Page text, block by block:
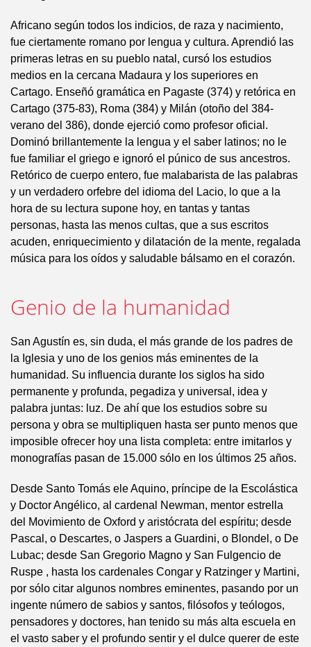
Africano según todos los indicios, de raza y nacimiento,
fue ciertamente romano por lengua y cultura. Aprendió las
primeras letras en su pueblo natal, cursó los estudios
medios en la cercana Madaura y los superiores en
Cartago. Enseñó gramática en Pagaste (374) y retórica en
Cartago (375-83), Roma (384) y Milán (otoño del 384-
verano del 386), donde ejerció como profesor oficial.
Dominó brillantemente la lengua y el saber latinos; no le
fue familiar el griego e ignoró el púnico de sus ancestros.
Retórico de cuerpo entero, fue malabarista de las palabras
y un verdadero orfebre del idioma del Lacio, lo que a la
hora de su lectura supone hoy, en tantas y tantas
personas, hasta las menos cultas, que a sus escritos
acuden, enriquecimiento y dilatación de la mente, regalada
música para los oídos y saludable bálsamo en el corazón.
Genio de la humanidad
San Agustín es, sin duda, el más grande de los padres de
la Iglesia y uno de los genios más eminentes de la
humanidad. Su influencia durante los siglos ha sido
permanente y profunda, pegadiza y universal, idea y
palabra juntas: luz. De ahí que los estudios sobre su
persona y obra se multipliquen hasta ser punto menos que
imposible ofrecer hoy una lista completa: entre imitarlos y
monografías pasan de 15.000 sólo en los últimos 25 años.
Desde Santo Tomás ele Aquino, príncipe de la Escolástica
y Doctor Angélico, al cardenal Newman, mentor estrella
del Movimiento de Oxford y aristócrata del espíritu; desde
Pascal, o Descartes, o Jaspers a Guardini, o Blondel, o De
Lubac; desde San Gregorio Magno y San Fulgencio de
Ruspe , hasta los cardenales Congar y Ratzinger y Martini,
por sólo citar algunos nombres eminentes, pasando por un
ingente número de sabios y santos, filósofos y teólogos,
pensadores y doctores, han tenido su más alta escuela en
el vasto saber y el profundo sentir y el dulce querer de este